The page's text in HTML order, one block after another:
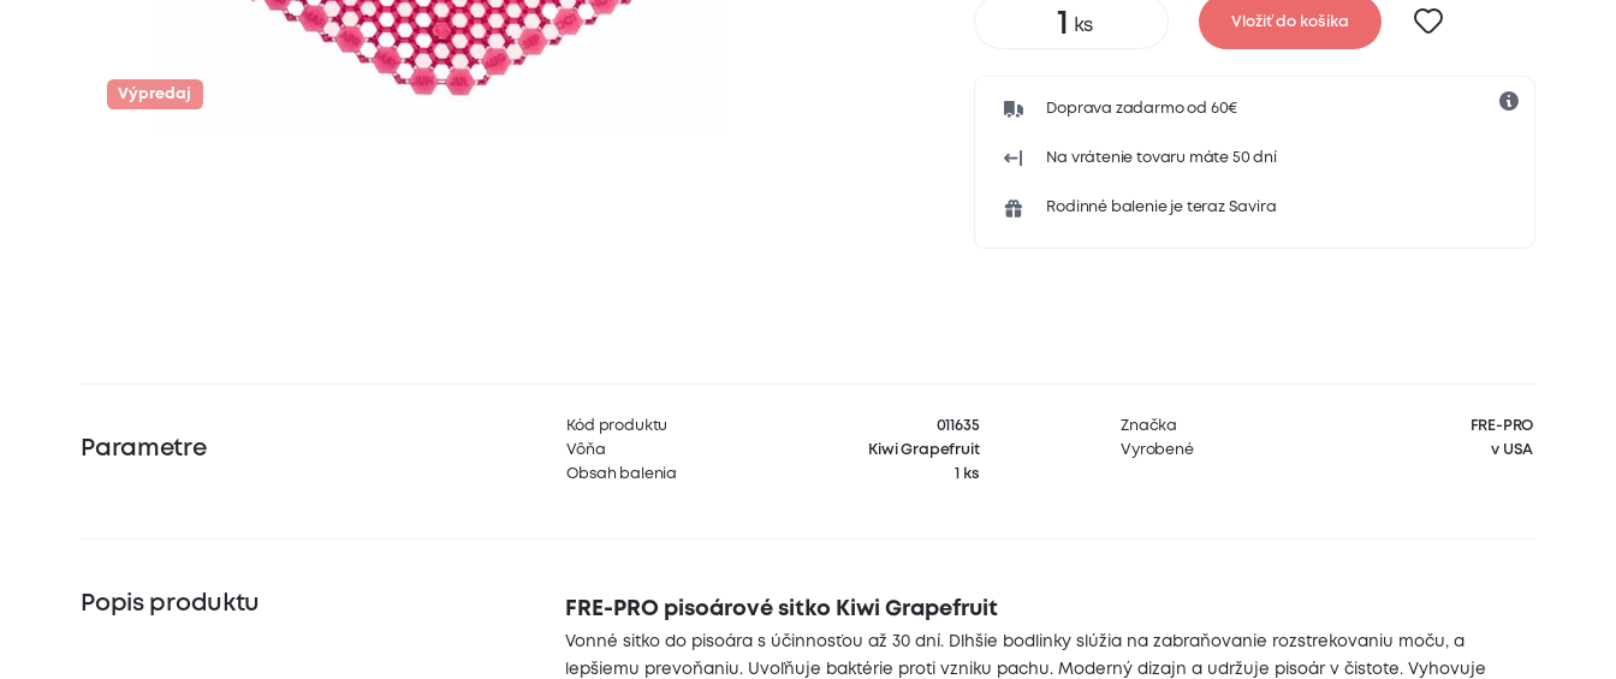
Vložiť do košíka
Doprava zadarmo od 60€
Na vrátenie tovaru máte 50 dní
Rodinné balenie je teraz Savira
Výpredaj
Parametre
Kód produktu
011635
Vôňa
Kiwi Grapefruit
Obsah balenia
1 ks
Značka
FRE-PRO
Vyrobené
v USA
Popis produktu FRE-PRO pisoárové sitko Kiwi Grapefruit
Vonné sitko do pisoára s účinnosťou až 30 dní. Dlhšie bodlinky slúžia na zabraňovanie rozstrekovaniu moču, a
lepšiemu prevoňaniu. Uvoľňuje baktérie proti vzniku pachu. Moderný dizajn a udržuje pisoár v čistote. Vyhovuje